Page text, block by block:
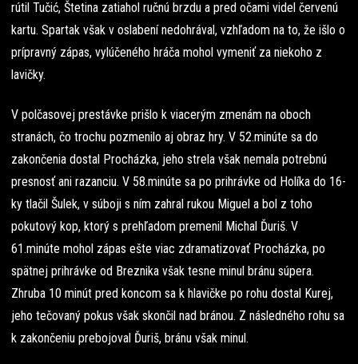
rútil Tučić, Štetina zatiahol ručnú brzdu a pred očami videl červenú
kartu. Spartak však v oslabení nedohrával, vzhľadom na to, že išlo o
prípravný zápas, vylúčeného hráča mohol vymeniť za niekoho z
lavičky.
V polčasovej prestávke prišlo k viacerým zmenám na oboch
stranách, čo trochu pozmenilo aj obraz hry. V 52.minúte sa do
zakončenia dostal Procházka, jeho strela však nemala potrebnú
presnosť ani razanciu. V 58.minúte sa po prihrávke od Holíka do 16-
ky tlačil Šulek, v súboji s ním zahral rukou Miguel a bol z toho
pokutový kop, ktorý s prehľadom premenil Michal Ďuriš. V
61.minúte mohol zápas ešte viac zdramatizovať Procházka, po
spätnej prihrávke od Breznika však tesne minul bránu súpera.
Zhruba 10 minút pred koncom sa k hlavičke po rohu dostal Kurej,
jeho tečovaný pokus však skončil nad bránou. Z následného rohu sa
k zakončeniu prebojoval Ďuriš, bránu však minul.